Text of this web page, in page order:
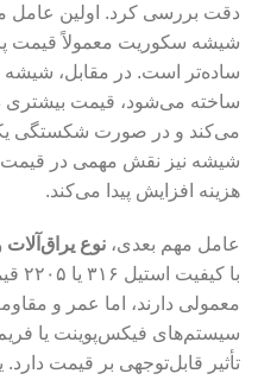
دقت بررسی کرد. اولین عامل
شیشه سکوریت معمولاً قیمت
ساده‌تر است. در مقابل، شیشه
ساخته می‌شود، قیمت بیشتری
می‌کند و در صورت شکستگی
شیشه نیز نقش مهمی در قیمت
هزینه افزایش پیدا می‌کند.
عامل مهم بعدی، نوع یراق‌آلات
با
معمولی دارند، اما عمر و
سیستم‌های فیکس‌پوینت یا
تأثیر قابل‌توجهی بر قیمت